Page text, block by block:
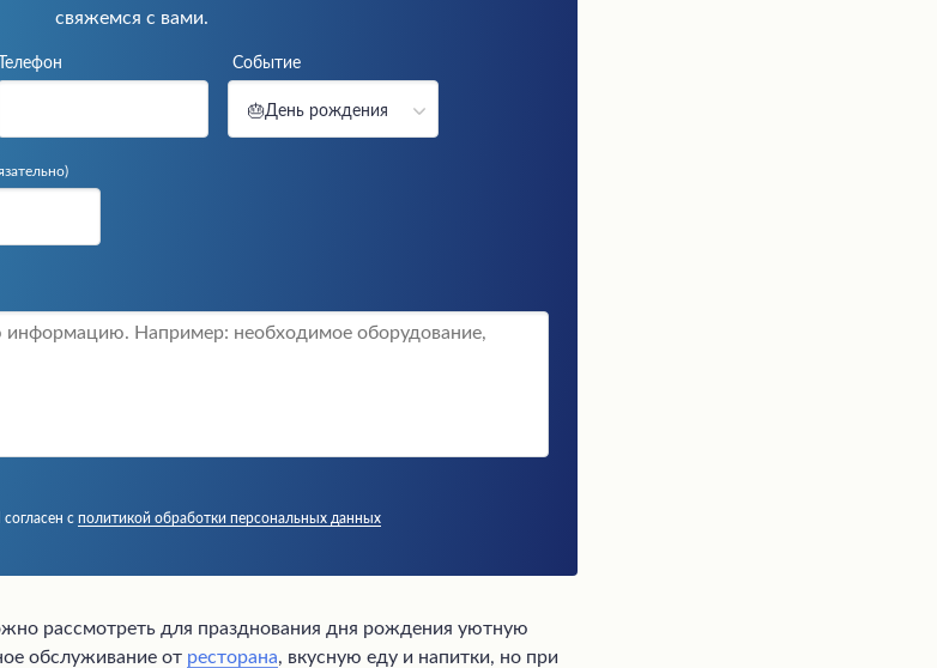
свяжемся с вами.
Телефон Событие
🎂День рождения
согласен с политикой обработки персональных данных
рассмотреть для празднования дня рождения уютную
обслуживание от ресторана, вкусную еду и напитки, но при